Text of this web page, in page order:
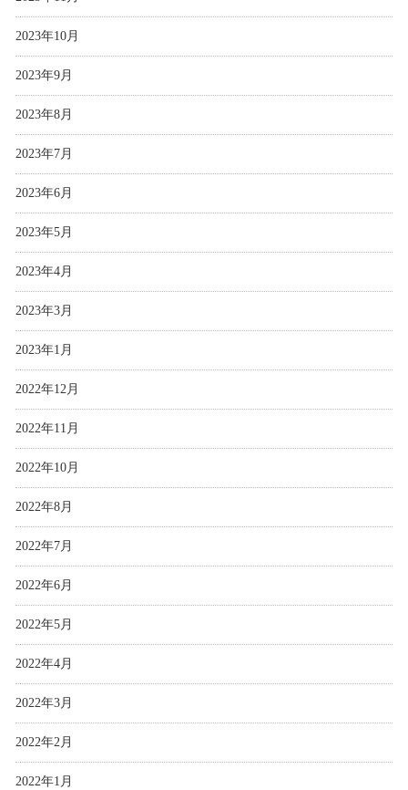
2023年10月
2023年9月
2023年8月
2023年7月
2023年6月
2023年5月
2023年4月
2023年3月
2023年1月
2022年12月
2022年11月
2022年10月
2022年8月
2022年7月
2022年6月
2022年5月
2022年4月
2022年3月
2022年2月
2022年1月